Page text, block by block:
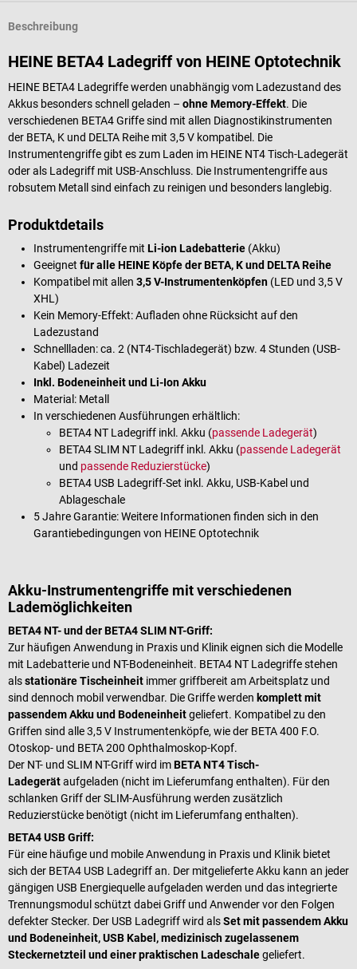
Beschreibung
HEINE BETA4 Ladegriff von HEINE Optotechnik
HEINE BETA4 Ladegriffe werden unabhängig vom Ladezustand des
Akkus besonders schnell geladen – ohne Memory-Effekt. Die
verschiedenen BETA4 Griffe sind mit allen Diagnostikinstrumenten
der BETA, K und DELTA Reihe mit 3,5 V kompatibel. Die
Instrumentengriffe gibt es zum Laden im HEINE NT4 Tisch-Ladegerät
oder als Ladegriff mit USB-Anschluss. Die Instrumentengriffe aus
robsutem Metall sind einfach zu reinigen und besonders langlebig.
Produktdetails
Instrumentengriffe mit Li-ion Ladebatterie (Akku)
Geeignet für alle HEINE Köpfe der BETA, K und DELTA Reihe
Kompatibel mit allen 3,5 V-Instrumentenköpfen (LED und 3,5 V
XHL)
Kein Memory-Effekt: Aufladen ohne Rücksicht auf den
Ladezustand
Schnellladen: ca. 2 (NT4-Tischladegerät) bzw. 4 Stunden (USB-
Kabel) Ladezeit
Inkl. Bodeneinheit und Li-Ion Akku
Material: Metall
In verschiedenen Ausführungen erhältlich:
BETA4 NT Ladegriff inkl. Akku (passende Ladegerät)
BETA4 SLIM NT Ladegriff inkl. Akku (passende Ladegerät
und passende Reduzierstücke)
BETA4 USB Ladegriff-Set inkl. Akku, USB-Kabel und
Ablageschale
5 Jahre Garantie: Weitere Informationen finden sich in den
Garantiebedingungen von HEINE Optotechnik
Akku-Instrumentengriffe mit verschiedenen
Lademöglichkeiten
BETA4 NT- und der BETA4 SLIM NT-Griff:
Zur häufigen Anwendung in Praxis und Klinik eignen sich die Modelle
mit Ladebatterie und NT-Bodeneinheit. BETA4 NT Ladegriffe stehen
alsstationäre Tischeinheit immer griffbereit am Arbeitsplatz und
sind dennoch mobil verwendbar. Die Griffe werden komplett mit
passendem Akku und Bodeneinheitgeliefert. Kompatibel zu den
Griffen sind alle 3,5 V Instrumentenköpfe, wie der BETA 400 F.O.
Otoskop- und BETA 200 Ophthalmoskop-Kopf.
Der NT- und SLIM NT-Griff wird imBETA NT4 Tisch-
Ladegerätaufgeladen (nicht im Lieferumfang enthalten). Für den
schlanken Griff der SLIM-Ausführung werden zusätzlich
Reduzierstücke benötigt (nicht im Lieferumfang enthalten).
BETA4 USB Griff:
Für eine häufige und mobile Anwendung in Praxis und Klinik bietet
sich der BETA4 USB Ladegriff an. Der mitgelieferte Akku kann an jeder
gängigen USB Energiequelle aufgeladen werden und das integrierte
Trennungsmodul schützt dabei Griff und Anwender vor den Folgen
defekter Stecker. Der USB Ladegriff wird alsSet mit passendem Akku
und Bodeneinheit, USB Kabel, medizinisch zugelassenem
Steckernetzteil und einer praktischen Ladeschalegeliefert.